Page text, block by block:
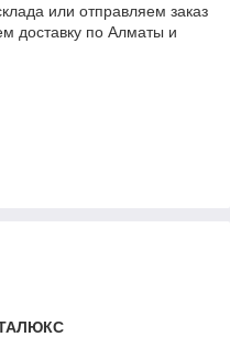
или отправляем заказ
доставку по Алматы и